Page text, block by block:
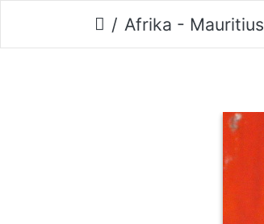
Afrika - Mauritius